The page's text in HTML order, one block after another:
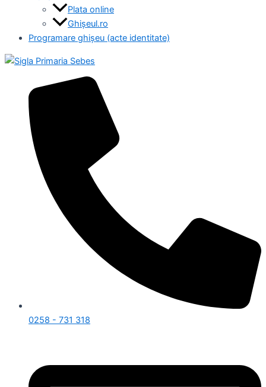
Plata online
Ghișeul.ro
Programare ghișeu (acte identitate)
0258 - 731 318